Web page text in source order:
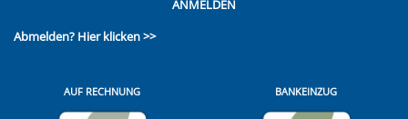
ANMELDEN
Abmelden? Hier klicken >>
AUF RECHNUNG BANKEINZUG